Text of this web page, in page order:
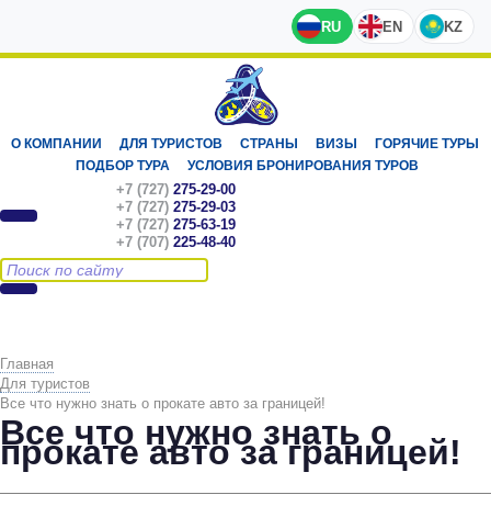
RU EN KZ
О КОМПАНИИ ДЛЯ ТУРИСТОВ СТРАНЫ ВИЗЫ
ГОРЯЧИЕ ТУРЫ
ПОДБОР ТУРА
УСЛОВИЯ БРОНИРОВАНИЯ ТУРОВ
+7 (727) 275-29-00
+7 (727) 275-29-03
+7 (727) 275-63-19
+7 (707) 225-48-40
Главная
Для туристов
Все что нужно знать о прокате авто за границей!
Все что нужно знать о
прокате авто за границей!